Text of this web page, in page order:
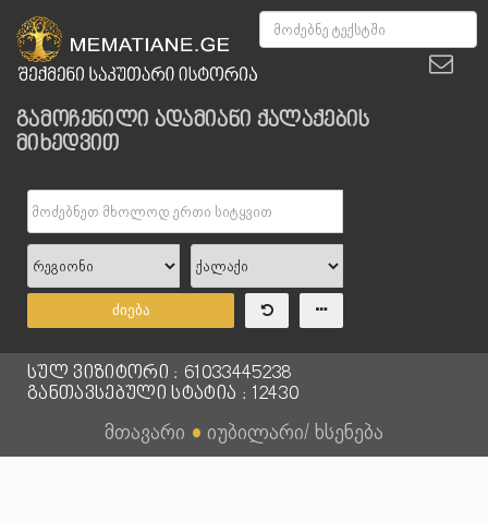
გამოჩენილი ადამიანი ქალაქების
მიხედვით
ძიება
სულ ვიზიტორი : 61033445238
განთავსებული სტატია : 12430
მთავარი ● იუბილარი/ ხსენება